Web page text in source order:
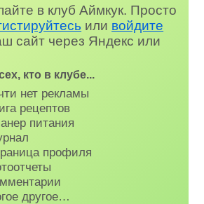
в клуб Аймкук. Просто
или войдите
сайт через Яндекс или
кто в клубе...
нет рекламы
рецептов
питания
профиля
другое…